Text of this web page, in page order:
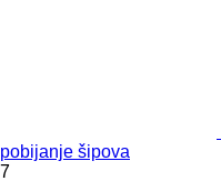
pobijanje šipova
7